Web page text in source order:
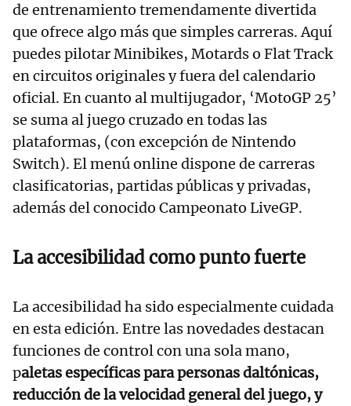
de entrenamiento tremendamente divertida
que ofrece algo más que simples carreras. Aquí
puedes pilotar Minibikes, Motards o Flat Track
en circuitos originales y fuera del calendario
oficial. En cuanto al multijugador, ‘MotoGP 25’
se suma al juego cruzado en todas las
plataformas, (con excepción de Nintendo
Switch). El menú online dispone de carreras
clasificatorias, partidas públicas y privadas,
además del conocido Campeonato LiveGP.
La accesibilidad como punto fuerte
La accesibilidad ha sido especialmente cuidada
en esta edición. Entre las novedades destacan
funciones de control con una sola mano,
paletas específicas para personas daltónicas,
reducción de la velocidad general del juego, y